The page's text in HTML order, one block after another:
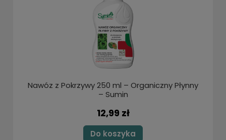
Nawóz z Pokrzywy 250 ml – Organiczny Płynny
– Sumin
12,99 zł
Do koszyka